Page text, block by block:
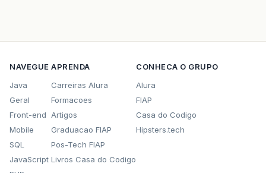
NAVEGUE
Java
Geral
Front-end
Mobile
SQL
JavaScript
APRENDA
Carreiras Alura
Formacoes
Artigos
Graduacao FIAP
Pos-Tech FIAP
Livros Casa do Codigo
CONHECA O GRUPO
Alura
FIAP
Casa do Codigo
Hipsters.tech